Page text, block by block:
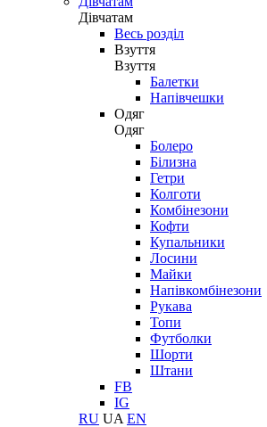
Дівчатам
Весь розділ
Взуття
Взуття
Балетки
Напівчешки
Одяг
Одяг
Болеро
Білизна
Гетри
Колготи
Комбінезони
Кофти
Купальники
Лосини
Майки
Напівкомбінезони
Рукава
Топи
Футболки
Шорти
Штани
FB
IG
RU UA EN